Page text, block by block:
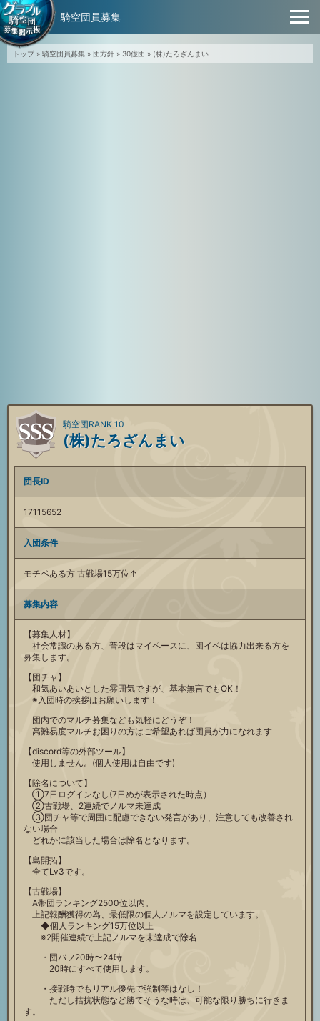
トップ» 騎空団員募集 » 団方針 » 30億団 » (株)たろざんまい
(株)たろざんまい
騎空団RANK 10
団長ID
17115652
入団条件
モチベある方 古戦場15万位↑
募集内容
【募集人材】
社会常識のある方、普段はマイペースに、団イベは協力出来る方を
募集します。
【団チャ】
和気あいあいとした雰囲気ですが、基本無言でもOK！
※入団時の挨拶はお願いします！
団内でのマルチ募集なども気軽にどうぞ！
高難易度マルチお困りの方はご希望あれば団員が力になれます
【discord等の外部ツール】
使用しません。(個人使用は自由です)
【除名について】
①7日ログインなし(7日めが表示された時点）
②古戦場、2連続でノルマ未達成
③団チャ等で周囲に配慮できない発言があり、注意しても改善され
ない場合
どれかに該当した場合は除名となります。
【島開拓】
全てLv3です。
【古戦場】
A帯団ランキング2500位以内。
上記報酬獲得の為、最低限の個人ノルマを設定しています。
◆個人ランキング15万位以上
※2開催連続で上記ノルマを未達成で除名
・団バフ20時〜24時
20時にすべて使用します。
・接戦時でもリアル優先で強制等はなし！
ただし拮抗状態など勝てそうな時は、可能な限り勝ちに行きま
す。
騎空団員募集